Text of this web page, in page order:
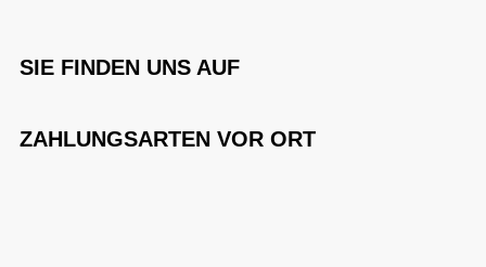
SIE FINDEN UNS AUF
ZAHLUNGSARTEN VOR ORT